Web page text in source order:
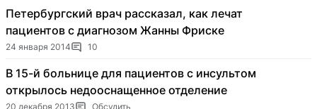
Петербургский врач рассказал, как лечат
пациентов с диагнозом Жанны Фриске
24 января 2014 10
В 15-й больнице для пациентов с инсультом
открылось недооснащенное отделение
20 декабря 2013 Обсудить